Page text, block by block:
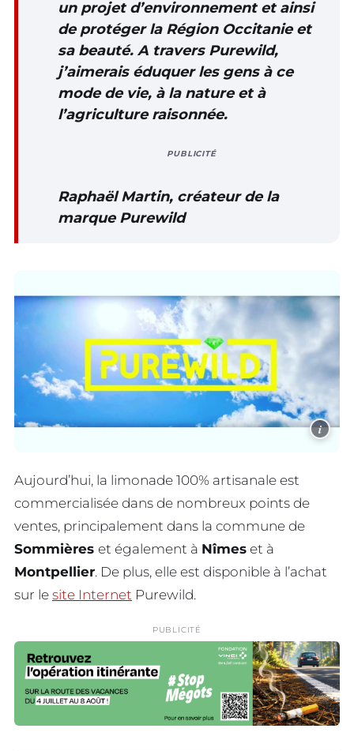
un projet d’environnement et ainsi
de protéger la Région Occitanie et
sa beauté. A travers Purewild,
j’aimerais éduquer les gens à ce
mode de vie, à la nature et à
l’agriculture raisonnée.
PUBLICITÉ
Raphaël Martin, créateur de la
marque Purewild
i
Aujourd’hui, la limonade 100% artisanale est
commercialisée dans de nombreux points de
ventes, principalement dans la commune de
Sommières et également à Nîmes et à
Montpellier. De plus, elle est disponible à l’achat
sur le site Internet Purewild.
PUBLICITÉ